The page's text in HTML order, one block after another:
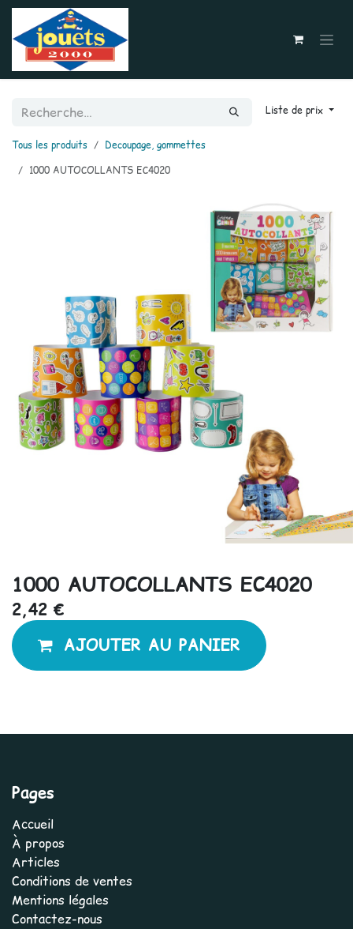
Se rendre au contenu
Liste de prix
Tous les produits
Decoupage, gommettes
1000 AUTOCOLLANTS EC4020
1000 AUTOCOLLANTS EC4020
2,42 €
AJOUTER AU PANIER
Pages
Accueil
À propos
Articles
Conditions de ventes
Mentions légales
Contactez-nous